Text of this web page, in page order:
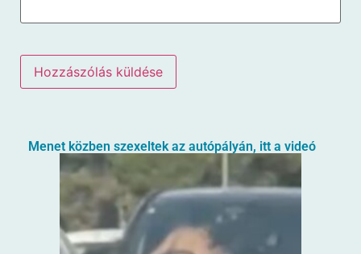
Menet közben szexeltek az autópályán, itt a videó